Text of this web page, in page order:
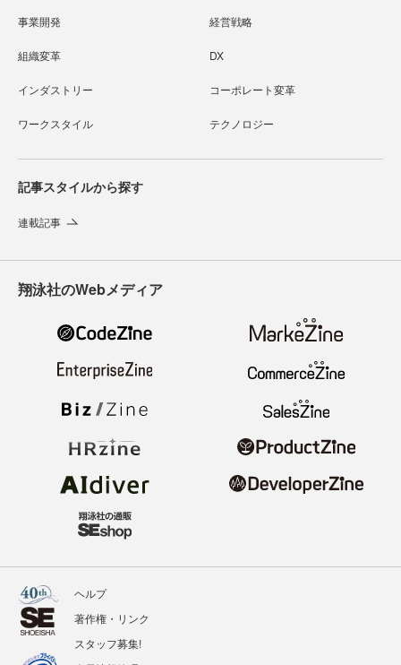
事業開発 経営戦略
組織変革 DX
インダストリー コーポレート変革
ワークスタイル テクノロジー
記事スタイルから探す
連載記事
翔泳社のWebメディア
ヘルプ
著作権・リンク
スタッフ募集!